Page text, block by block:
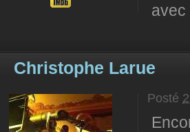
avec
Christophe Larue
Posté